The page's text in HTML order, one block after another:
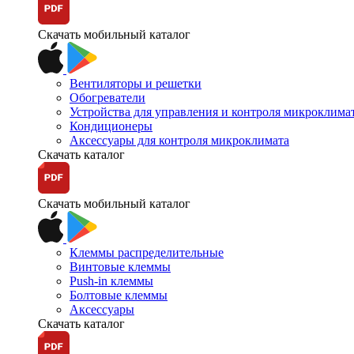
Скачать мобильный каталог
Вентиляторы и решетки
Обогреватели
Устройства для управления и контроля
Кондиционеры
Аксессуары для контроля микроклимата
Скачать каталог
Скачать мобильный каталог
Клеммы распределительные
Винтовые клеммы
Push-in клеммы
Болтовые клеммы
Аксессуары
Скачать каталог